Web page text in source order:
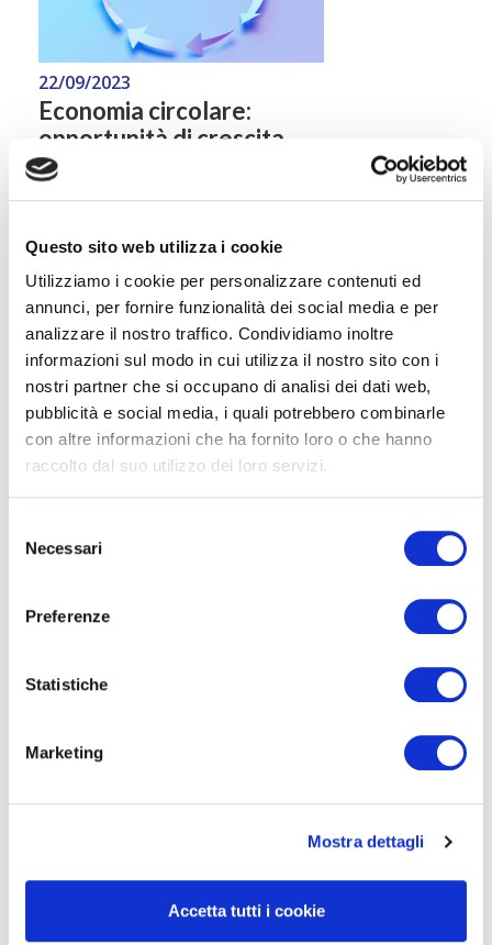
Questo sito web utilizza i cookie
Utilizziamo i cookie per personalizzare contenuti ed
annunci, per fornire funzionalità dei social media e per
analizzare il nostro traffico. Condividiamo inoltre
informazioni sul modo in cui utilizza il nostro sito con i
nostri partner che si occupano di analisi dei dati web,
pubblicità e social media, i quali potrebbero combinarle
con altre informazioni che ha fornito loro o che hanno
raccolto dal suo utilizzo dei loro servizi.
delNecessari
Preferenze
Statistiche
Marketing
Mostra dettagli
Accetta tutti i cookie
22/09/2023
Economia circolare:
opportunità di crescita
per il Paese
Leggi
Rassegna stampa
29 FEBBRAIO, 2024
Costruire un futuro più
sostenibile
Leggi